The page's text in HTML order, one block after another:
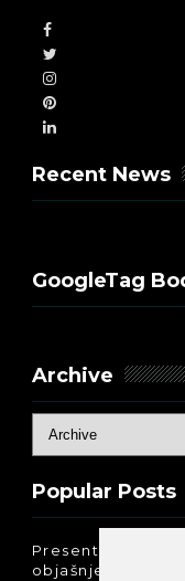
Recent News
GoogleTag
Archive
Popular Posts
Present Perfect
objašnjenje :-)